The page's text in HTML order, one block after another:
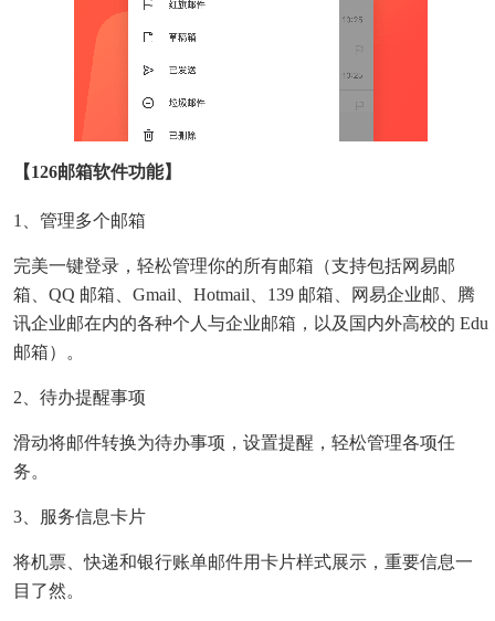
【126邮箱软件功能】
1、管理多个邮箱
完美一键登录，轻松管理你的所有邮箱（支持包括网易邮
箱、QQ 邮箱、Gmail、Hotmail、139 邮箱、网易企业邮、腾
讯企业邮在内的各种个人与企业邮箱，以及国内外高校的 Edu
邮箱）。
2、待办提醒事项
滑动将邮件转换为待办事项，设置提醒，轻松管理各项任
务。
3、服务信息卡片
将机票、快递和银行账单邮件用卡片样式展示，重要信息一
目了然。